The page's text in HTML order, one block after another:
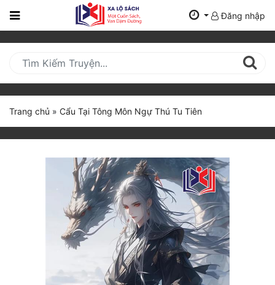
Trang
Mới
Cập
Nhật
(current)
Đăng nhập
Trang chủ » Cẩu Tại Tông Môn Ngự Thú Tu Tiên